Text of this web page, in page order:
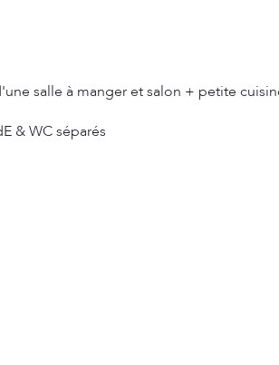
salle à manger et salon + petite
& WC séparés